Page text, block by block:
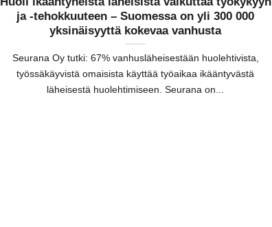
ja -tehokkuuteen – Suomessa on yli 300 000
yksinäisyyttä kokevaa vanhusta
Seurana Oy tutki: 67% vanhusläheisestään huolehtivista,
työssäkäyvistä omaisista käyttää työaikaa ikääntyvästä
läheisestä huolehtimiseen. Seurana on...